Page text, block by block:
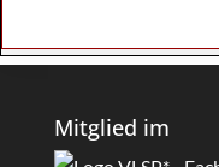
Mitglied im